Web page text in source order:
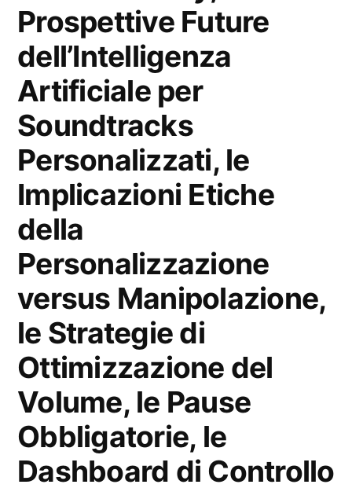
Prospettive Future
dell’Intelligenza
Artificiale per
Soundtracks
Personalizzati, le
Implicazioni Etiche
della
Personalizzazione
versus Manipolazione,
le Strategie di
Ottimizzazione del
Volume, le Pause
Obbligatorie, le
Dashboard di Controllo